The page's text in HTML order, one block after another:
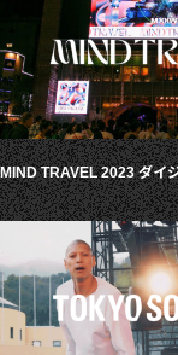
MIND TRAVEL 2023 ダイ